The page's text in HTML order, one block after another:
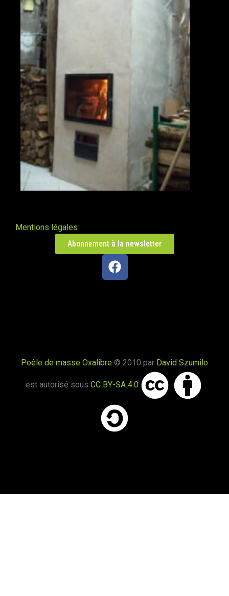
Mentions légales
Abonnement à la newsletter
Poêle de masse Oxalibre © 2010 par David Szumilo
est autorisé sous CC BY-SA 4.0